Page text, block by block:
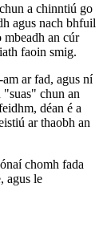
a chinntiú go
agus nach bhfuil
an cúr
faoin smig.
ar fad, agus ní
"suas" chun an
déan é a
ar thaobh an
chomh fada
agus le